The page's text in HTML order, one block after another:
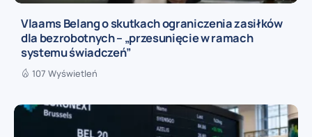
Vlaams Belang o skutkach ograniczenia zasiłków
dla bezrobotnych – „przesunięcie w ramach
systemu świadczeń”
107 Wyświetleń